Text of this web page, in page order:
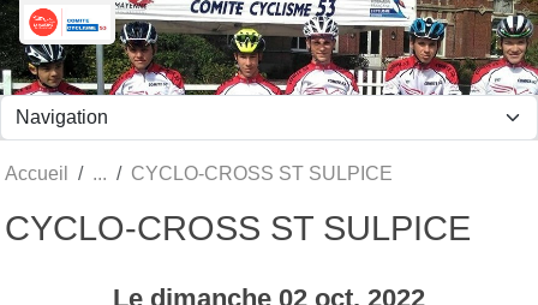
Accueil CYCLO-CROSS ST SULPICE
CYCLO-CROSS ST SULPICE
Le dimanche 02 oct. 2022
Panneau de gestion des cookies